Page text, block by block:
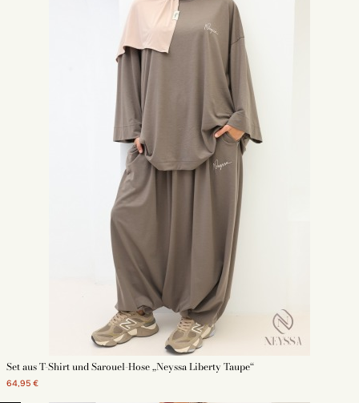
Set aus T-Shirt und Sarouel-Hose „Neyssa Liberty Taupe“
64,95 €